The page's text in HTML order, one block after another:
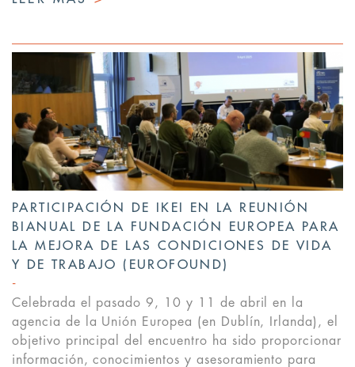
PARTICIPACIÓN DE IKEI EN LA REUNIÓN
BIANUAL DE LA FUNDACIÓN EUROPEA PARA
LA MEJORA DE LAS CONDICIONES DE VIDA
Y DE TRABAJO (EUROFOUND)
Celebrada el pasado 9, 10 y 11 de abril en la
agencia de la Unión Europea (en Dublín, Irlanda), el
objetivo principal del encuentro ha sido proporcionar
información, conocimientos y asesoramiento para